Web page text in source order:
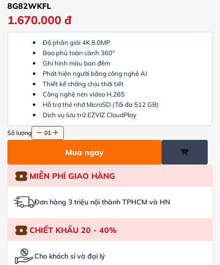
8G82WKFL
1.670.000 đ
Độ phân giải 4K 8.0MP
Bao phủ toàn cảnh 360°
Ghi hình màu ban đêm
Phát hiện người bằng công nghệ AI
Thiết kế chống chịu thời tiết
Công nghệ nén video H.265
Hỗ trợ thẻ nhớ MicroSD (Tối đa 512 GB)
Dịch vụ lưu trữ EZVIZ CloudPlay
Số lượng 01
Mua ngay
MIỄN PHÍ GIAO HÀNG
Đơn hàng 3 triệu nội thành TPHCM và HN
CHIẾT KHẤU 20 - 40%
Cho khách sỉ và đại lý